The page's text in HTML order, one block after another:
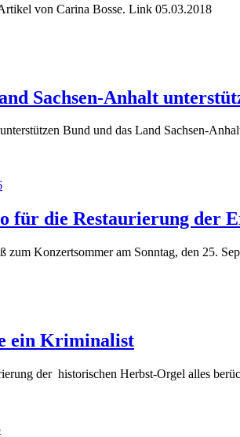
von Carina Bosse. Link 05.03.2018
Sachsen-Anhalt
Bund und das Land Sachsen-
für die Restaurierung der
zum Konzertsommer am Sonntag, den 25.
ein Kriminalist
der historischen Herbst-Orgel alles